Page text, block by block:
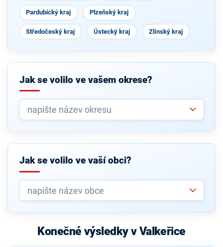
Pardubický kraj Plzeňský kraj
Středočeský kraj Ústecký kraj Zlínský kraj
Jak se volilo ve vašem okrese?
Jak se volilo ve vaší obci?
Konečné výsledky v Valkeřice